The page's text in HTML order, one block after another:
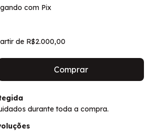
com Pix
de R$2.000,00
durante toda a compra.